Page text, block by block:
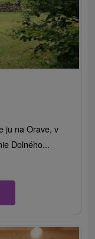
ju na Orave, v
Dolného...